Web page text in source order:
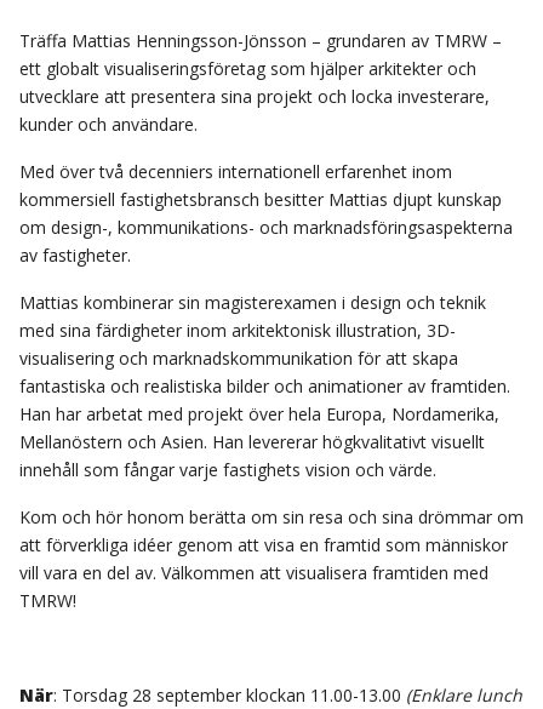
Träffa Mattias Henningsson-Jönsson – grundaren av TMRW –
ett globalt visualiseringsföretag som hjälper arkitekter och
utvecklare att presentera sina projekt och locka investerare,
kunder och användare.
Med över två decenniers internationell erfarenhet inom
kommersiell fastighetsbransch besitter Mattias djupt kunskap
om design-, kommunikations- och marknadsföringsaspekterna
av fastigheter.
Mattias kombinerar sin magisterexamen i design och teknik
med sina färdigheter inom arkitektonisk illustration, 3D-
visualisering och marknadskommunikation för att skapa
fantastiska och realistiska bilder och animationer av framtiden.
Han har arbetat med projekt över hela Europa, Nordamerika,
Mellanöstern och Asien. Han levererar högkvalitativt visuellt
innehåll som fångar varje fastighets vision och värde.
Kom och hör honom berätta om sin resa och sina drömmar om
att förverkliga idéer genom att visa en framtid som människor
vill vara en del av. Välkommen att visualisera framtiden med
TMRW!
När: Torsdag 28 september klockan 11.00-13.00 (Enklare lunch